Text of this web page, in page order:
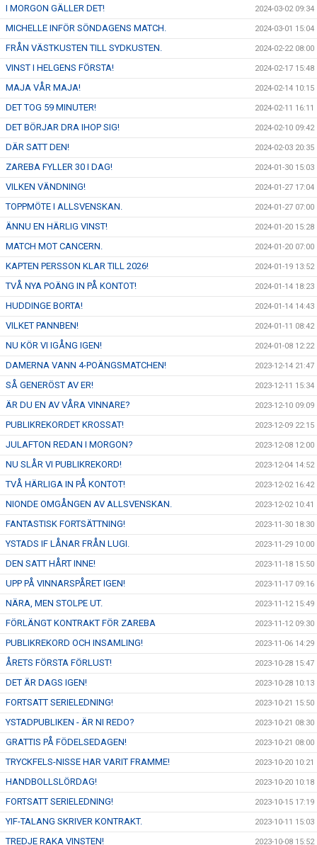
I MORGON GÄLLER DET! 2024-03-02 09:34
MICHELLE INFÖR SÖNDAGENS MATCH. 2024-03-01 15:04
FRÅN VÄSTKUSTEN TILL SYDKUSTEN. 2024-02-22 08:00
VINST I HELGENS FÖRSTA! 2024-02-17 15:48
MAJA VÅR MAJA! 2024-02-14 10:15
DET TOG 59 MINUTER! 2024-02-11 16:11
DET BÖRJAR DRA IHOP SIG! 2024-02-10 09:42
DÄR SATT DEN! 2024-02-03 20:35
ZAREBA FYLLER 30 I DAG! 2024-01-30 15:03
VILKEN VÄNDNING! 2024-01-27 17:04
TOPPMÖTE I ALLSVENSKAN. 2024-01-27 07:00
ÄNNU EN HÄRLIG VINST! 2024-01-20 15:28
MATCH MOT CANCERN. 2024-01-20 07:00
KAPTEN PERSSON KLAR TILL 2026! 2024-01-19 13:52
TVÅ NYA POÄNG IN PÅ KONTOT! 2024-01-14 18:23
HUDDINGE BORTA! 2024-01-14 14:43
VILKET PANNBEN! 2024-01-11 08:42
NU KÖR VI IGÅNG IGEN! 2024-01-08 12:22
DAMERNA VANN 4-POÄNGSMATCHEN! 2023-12-14 21:47
SÅ GENERÖST AV ER! 2023-12-11 15:34
ÄR DU EN AV VÅRA VINNARE? 2023-12-10 09:09
PUBLIKREKORDET KROSSAT! 2023-12-09 22:15
JULAFTON REDAN I MORGON? 2023-12-08 12:00
NU SLÅR VI PUBLIKREKORD! 2023-12-04 14:52
TVÅ HÄRLIGA IN PÅ KONTOT! 2023-12-02 16:42
NIONDE OMGÅNGEN AV ALLSVENSKAN. 2023-12-02 10:41
FANTASTISK FORTSÄTTNING! 2023-11-30 18:30
YSTADS IF LÅNAR FRÅN LUGI. 2023-11-29 10:00
DEN SATT HÅRT INNE! 2023-11-18 15:50
UPP PÅ VINNARSPÅRET IGEN! 2023-11-17 09:16
NÄRA, MEN STOLPE UT. 2023-11-12 15:49
FÖRLÄNGT KONTRAKT FÖR ZAREBA 2023-11-12 09:30
PUBLIKREKORD OCH INSAMLING! 2023-11-06 14:29
ÅRETS FÖRSTA FÖRLUST! 2023-10-28 15:47
DET ÄR DAGS IGEN! 2023-10-28 10:13
FORTSATT SERIELEDNING! 2023-10-21 15:50
YSTADPUBLIKEN - ÄR NI REDO? 2023-10-21 08:30
GRATTIS PÅ FÖDELSEDAGEN! 2023-10-21 08:00
TRYCKFELS-NISSE HAR VARIT FRAMME! 2023-10-20 10:21
HANDBOLLSLÖRDAG! 2023-10-20 10:18
FORTSATT SERIELEDNING! 2023-10-15 17:19
YIF-TALANG SKRIVER KONTRAKT. 2023-10-11 15:03
TREDJE RAKA VINSTEN! 2023-10-08 15:52